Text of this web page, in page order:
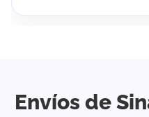
Envíos de